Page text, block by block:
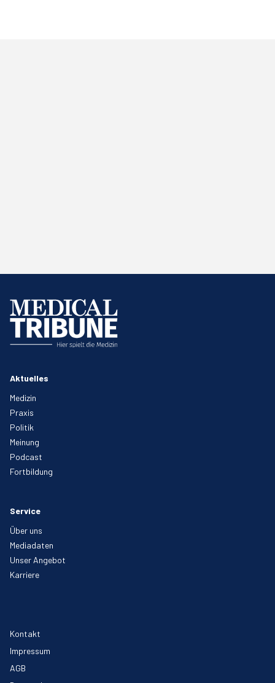
Aktuelles
Medizin
Praxis
Politik
Meinung
Podcast
Fortbildung
Service
Über uns
Mediadaten
Unser Angebot
Karriere
Kontakt
Impressum
AGB